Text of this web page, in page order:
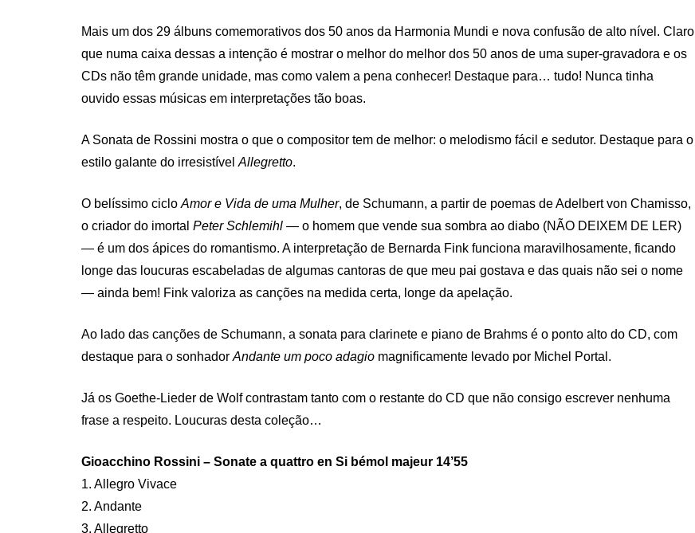
Mais um dos 29 álbuns comemorativos dos 50 anos da Harmonia Mundi e nova confusão de alto nível. Claro
que numa caixa dessas a intenção é mostrar o melhor do melhor dos 50 anos de uma super-gravadora e os
CDs não têm grande unidade, mas como valem a pena conhecer! Destaque para… tudo! Nunca tinha
ouvido essas músicas em interpretações tão boas.
A Sonata de Rossini mostra o que o compositor tem de melhor: o melodismo fácil e sedutor. Destaque para o
estilo galante do irresistível Allegretto.
O belíssimo ciclo Amor e Vida de uma Mulher, de Schumann, a partir de poemas de Adelbert von Chamisso,
o criador do imortal Peter Schlemihl — o homem que vende sua sombra ao diabo (NÃO DEIXEM DE LER)
— é um dos ápices do romantismo. A interpretação de Bernarda Fink funciona maravilhosamente, ficando
longe das loucuras escabeladas de algumas cantoras de que meu pai gostava e das quais não sei o nome
— ainda bem! Fink valoriza as canções na medida certa, longe da apelação.
Ao lado das canções de Schumann, a sonata para clarinete e piano de Brahms é o ponto alto do CD, com
destaque para o sonhador Andante um poco adagio magnificamente levado por Michel Portal.
Já os Goethe-Lieder de Wolf contrastam tanto com o restante do CD que não consigo escrever nenhuma
frase a respeito. Loucuras desta coleção…
Gioacchino Rossini – Sonate a quattro en Si bémol majeur 14’55
1. Allegro Vivace
2. Andante
3. Allegretto